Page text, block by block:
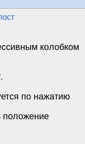
колобком
по нажатию
положение